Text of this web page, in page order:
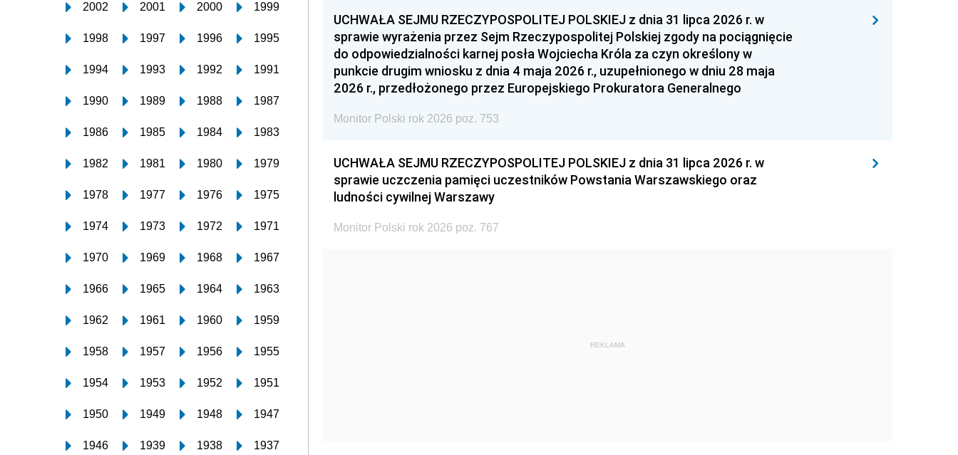
2002 2001 2000 1999
1998 1997 1996 1995
1994 1993 1992 1991
1990 1989 1988 1987
1986 1985 1984 1983
1982 1981 1980 1979
1978 1977 1976 1975
1974 1973 1972 1971
1970 1969 1968 1967
1966 1965 1964 1963
1962 1961 1960 1959
1958 1957 1956 1955
1954 1953 1952 1951
1950 1949 1948 1947
1946 1939 1938 1937
UCHWAŁA SEJMU RZECZYPOSPOLITEJ POLSKIEJ z dnia 31 lipca 2026 r. w
sprawie wyrażenia przez Sejm Rzeczypospolitej Polskiej zgody na pociągnięcie
do odpowiedzialności karnej posła Wojciecha Króla za czyn określony w
punkcie drugim wniosku z dnia 4 maja 2026 r., uzupełnionego w dniu 28 maja
2026 r., przedłożonego przez Europejskiego Prokuratora Generalnego
Monitor Polski rok 2026 poz. 753
UCHWAŁA SEJMU RZECZYPOSPOLITEJ POLSKIEJ z dnia 31 lipca 2026 r. w
sprawie uczczenia pamięci uczestników Powstania Warszawskiego oraz
ludności cywilnej Warszawy
Monitor Polski rok 2026 poz. 767
REKLAMA